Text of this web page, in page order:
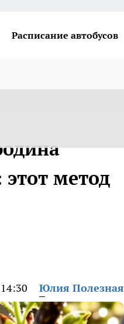
Расписание автобусов
этот метод
Юлия Полезная